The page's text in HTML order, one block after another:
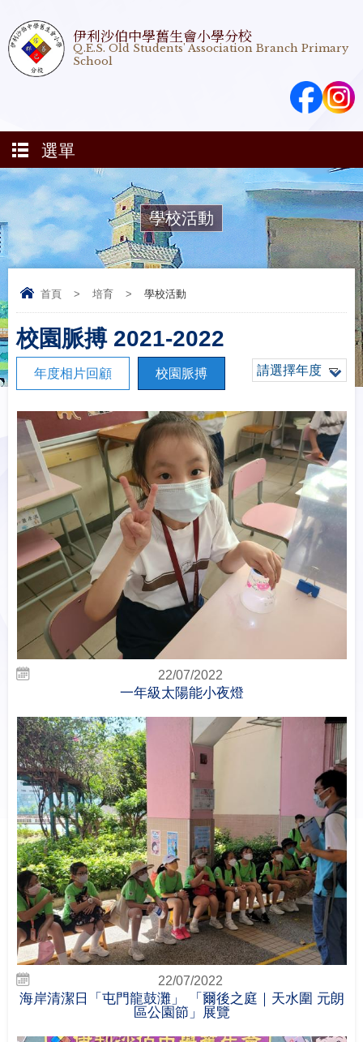
伊利沙伯中學舊生會小學分校
Q.E.S. Old Students' Association Branch Primary
School
選單
學校活動
首頁 > 培育 > 學校活動
校園脈搏 2021-2022
請選擇年度
年度相片回顧 校園脈搏
22/07/2022
一年級太陽能小夜燈
22/07/2022
海岸清潔日「屯門龍鼓灘」 「爾後之庭｜天水圍 元朗
區公園節」展覽